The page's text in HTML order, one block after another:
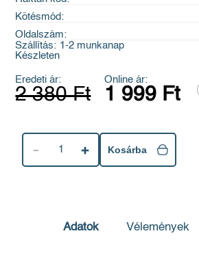
Kötésmód:
Oldalszám:
Szállítás: 1-2 munkanap
Készleten
Eredeti ár:
2 380 Ft
Online ár:
1 999 Ft
1 Kosárba
Adatok Vélemények